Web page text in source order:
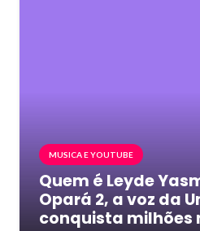
MUSICA E YOUTUBE
Quem é Leyde
Opará 2, a voz da
conquista milhões